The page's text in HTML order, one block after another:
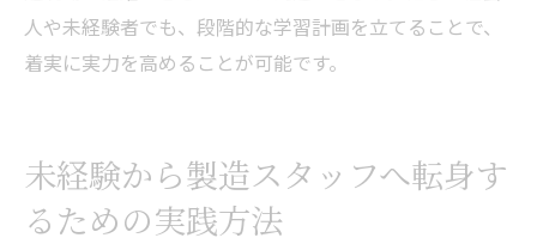
人や未経験者でも、段階的な学習計画を立てることで、
着実に実力を高めることが可能です。
未経験から製造スタッフへ転身す
るための実践方法